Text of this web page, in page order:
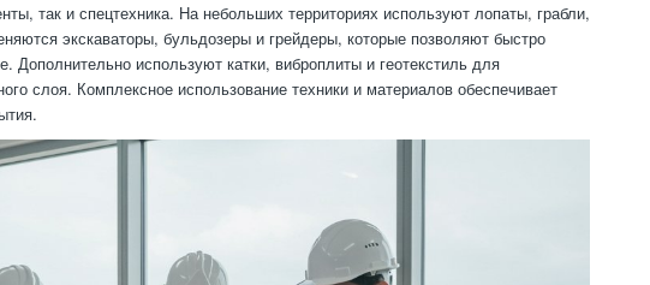
так и спецтехника. На небольших территориях используют лопаты, грабли,
экскаваторы, бульдозеры и грейдеры, которые позволяют быстро
Дополнительно используют катки, виброплиты и геотекстиль для
слоя. Комплексное использование техники и материалов обеспечивает